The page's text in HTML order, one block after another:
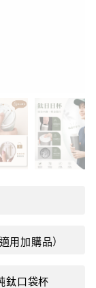
用加購品）
鈦口袋杯